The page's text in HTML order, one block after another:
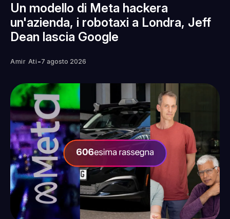
Un modello di Meta hackera
un'azienda, i robotaxi a Londra, Jeff
Dean lascia Google
Amir Ati -7 agosto 2026